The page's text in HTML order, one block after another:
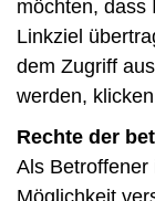
möchten, dass
Linkziel
dem Zugriff
werden,
Rechte der
Als Betroffener